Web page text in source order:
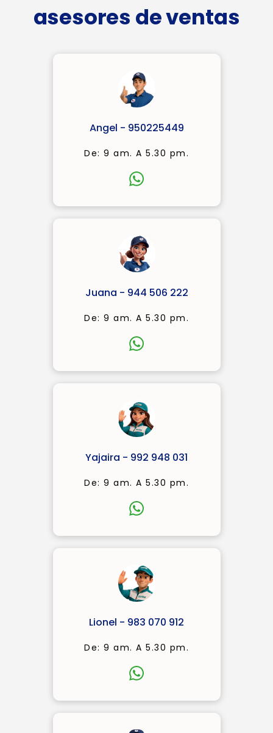
asesores de ventas
Angel - 950225449
De: 9 am. A 5.30 pm.
Juana - 944 506 222
De: 9 am. A 5.30 pm.
Yajaira - 992 948 031
De: 9 am. A 5.30 pm.
Lionel - 983 070 912
De: 9 am. A 5.30 pm.